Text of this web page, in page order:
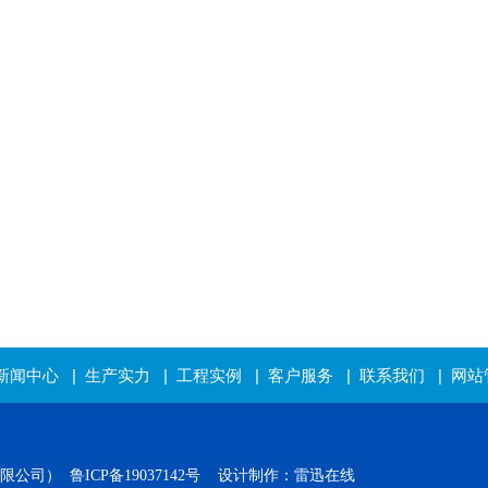
闻中心| 生产实力 | 工程实例 | 客户服务 | 联系我们 | 网站
公司） 鲁ICP备19037142号 设计制作：雷迅在线